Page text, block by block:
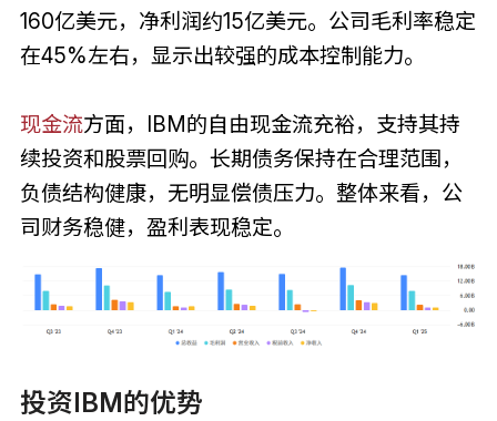
160亿美元，净利润约15亿美元。公司毛利率稳定
在45%左右，显示出较强的成本控制能力。
现金流方面，IBM的自由现金流充裕，支持其持
续投资和股票回购。长期债务保持在合理范围，
负债结构健康，无明显偿债压力。整体来看，公
司财务稳健，盈利表现稳定。
投资IBM的优势